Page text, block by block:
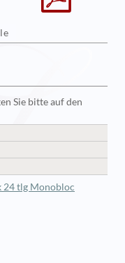
Sie bitte auf den
24 tlg Monobloc